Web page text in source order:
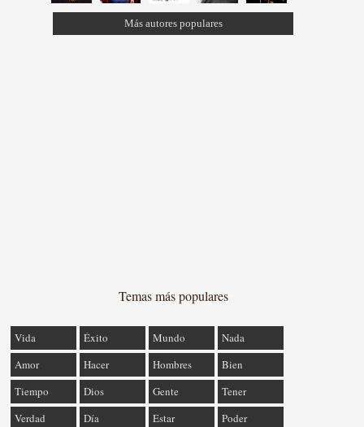
Más autores populares
Temas más populares
Vida Éxito Mundo
Nada
Amor
Hacer Hombres
Bien
Tiempo
Dios Gente
Tener
Verdad
Día Estar
Poder